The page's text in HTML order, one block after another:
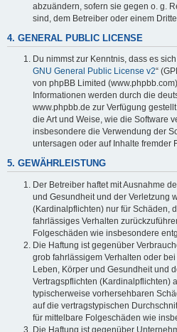
abzuändern, sofern sie gegen o. g.
sind, dem Betreiber oder einem
4. GENERAL PUBLIC LICENSE
Du nimmst zur Kenntnis, dass es
GNU General Public License v2“
von phpBB Limited
Informationen werden durch die
www.phpbb.de zur Verfügung
die Art und Weise, wie die Software
insbesondere die Verwendung der
untersagen oder auf Inhalte fremder
5. GEWÄHRLEISTUNG
Der Betreiber haftet mit Ausnahme
und Gesundheit und der Verletzung
(Kardinalpflichten) nur für Schäden,
fahrlässiges Verhalten
Folgeschäden wie insbesondere
Die Haftung ist gegenüber
grob fahrlässigem Verhalten oder
Leben, Körper und Gesundheit und
Vertragspflichten (Kardinalpflichten)
typischerweise vorhersehbaren
auf die vertragstypischen
für mittelbare Folgeschäden wie
Die Haftung ist gegenüber